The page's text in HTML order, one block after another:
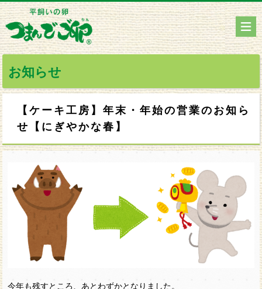
お知らせ
【ケーキ工房】年末・年始の営業のお知ら
せ【にぎやかな春】
今年も残すところ、あとわずかとなりました。